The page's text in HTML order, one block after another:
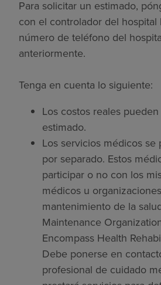
Para solicitar un estimado,
con el controlador del hospital
número de teléfono del
anteriormente.
Tenga en cuenta lo siguiente:
Los costos reales
estimado.
Los servicios médicos se
por separado. Estos
participar o no con los
médicos u
mantenimiento de la
Maintenance
Encompass Health
Debe ponerse en
profesional de cuidado